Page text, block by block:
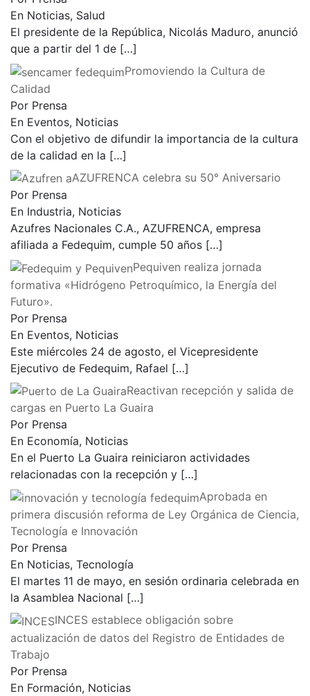
Por Prensa
En Noticias, Salud
El presidente de la República, Nicolás Maduro, anunció
que a partir del 1 de
[…]
Calidad
Por Prensa
En Eventos, Noticias
Con el objetivo de difundir la importancia de la cultura
de la calidad en la[…]
Por Prensa
En Industria, Noticias
Azufres Nacionales C.A., AZUFRENCA, empresa
afiliada a Fedequim, cumple 50 años[…]
Pequiven realiza jornada
formativa «Hidrógeno Petroquímico, la Energía del
Futuro».
Por Prensa
En Eventos, Noticias
Este miércoles 24 de agosto, el Vicepresidente
Ejecutivo de Fedequim, Rafael
Reactivan recepción y salida de
cargas en Puerto La Guaira
Por Prensa
En Economía, Noticias
En el Puerto La Guaira reiniciaron actividades
relacionadas con la recepción y
[…]
Aprobada en
primera discusión reforma de Ley Orgánica de Ciencia,
Tecnología e Innovación
Por Prensa
En Noticias, Tecnología
El martes 11 de mayo, en sesión ordinaria celebrada en
la Asamblea Nacional[…]
INCES establece obligación sobre
actualización de datos del Registro de Entidades de
Trabajo
Por Prensa